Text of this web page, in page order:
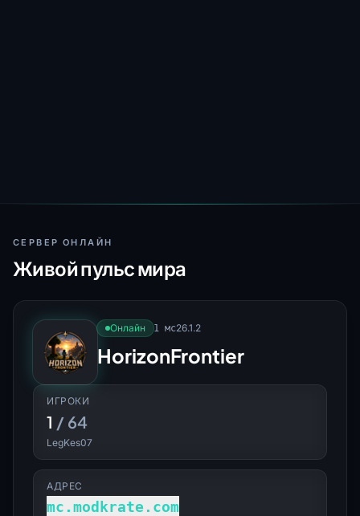
СЕРВЕР ОНЛАЙН
Живой пульс мира
Онлайн 1 мс26.1.2
HorizonFrontier
ИГРОКИ
1 / 64
LegKes07
АДРЕС
mc.modkrate.com